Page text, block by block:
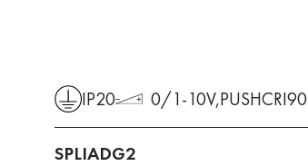
IP20 0/1-10V,PUSHCRI90
SPLIADG2